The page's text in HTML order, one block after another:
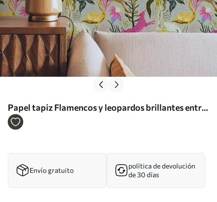
Papel tapiz Flamencos y leopardos brillantes entre
plantas tropicales Nr. a00470
Envío gratuito
política de devolución
de 30 días